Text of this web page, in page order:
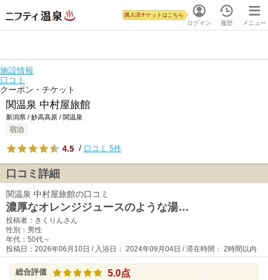
ログイン
購入済チケットはこちら
履歴 メニュー
施設情報
口コミ
クーポン・チケット
関温泉 中村屋旅館
新潟県 / 妙高高原 / 関温泉
宿泊
4.5 / 口コミ 5件
口コミ詳細
関温泉 中村屋旅館の口コミ
濃厚なオレンジジュースのような湯…
投稿者：きくりんさん
性別：男性
年代：50代～
投稿日：2026年06月10日 / 入浴日： 2024年09月04日 / 滞在時間： 2時間以内
総合評価 5.0点